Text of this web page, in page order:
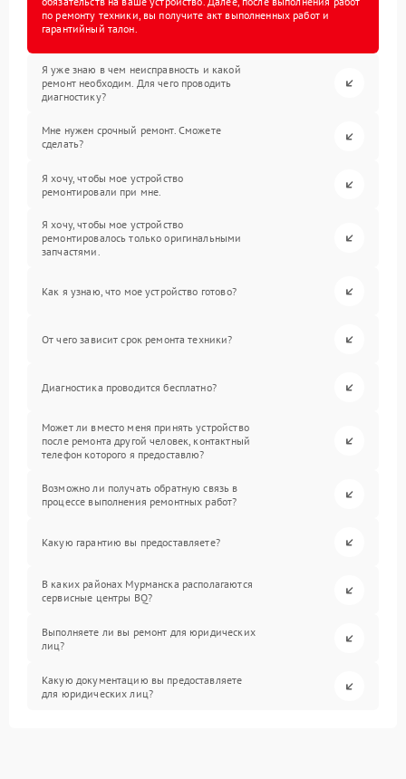
по ремонту техники, вы получите акт выполненных работ и
гарантийный талон.
Я уже знаю в чем неисправность и какой
ремонт необходим. Для чего проводить
диагностику?
Мне нужен срочный ремонт. Сможете
сделать?
Я хочу, чтобы мое устройство
ремонтировали при мне.
Я хочу, чтобы мое устройство
ремонтировалось только оригинальными
запчастями.
Как я узнаю, что мое устройство готово?
От чего зависит срок ремонта техники?
Диагностика проводится бесплатно?
Может ли вместо меня принять устройство
после ремонта другой человек, контактный
телефон которого я предоставлю?
Возможно ли получать обратную связь в
процессе выполнения ремонтных работ?
Какую гарантию вы предоставляете?
В каких районах Мурманска располагаются
сервисные центры BQ?
Выполняете ли вы ремонт для юридических
лиц?
Какую документацию вы предоставляете
для юридических лиц?